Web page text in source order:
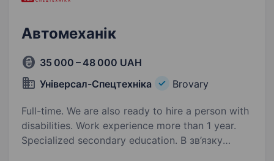
Автомеханік
35 000 – 48 000 UAH
Універсал-Спецтехніка
Brovary
Full-time. We are also ready to hire a person with
disabilities. Work experience more than 1 year.
Specialized secondary education. В зв’язку